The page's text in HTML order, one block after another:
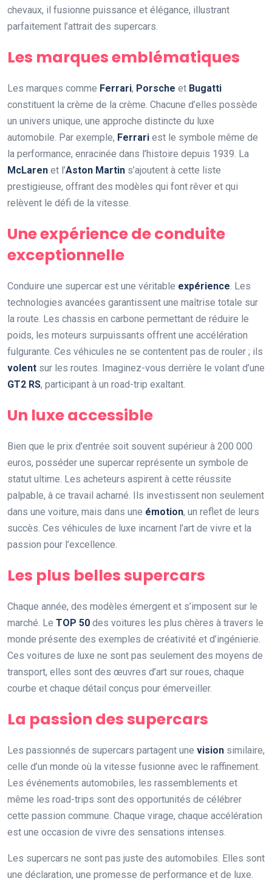
chevaux, il fusionne puissance et élégance, illustrant
parfaitement l’attrait des supercars.
Les marques emblématiques
Les marques comme Ferrari, Porsche et Bugatti
constituent la crème de la crème. Chacune d’elles possède
un univers unique, une approche distincte du luxe
automobile. Par exemple, Ferrari est le symbole même de
la performance, enracinée dans l’histoire depuis 1939. La
McLaren et l’Aston Martin s’ajoutent à cette liste
prestigieuse, offrant des modèles qui font rêver et qui
relèvent le défi de la vitesse.
Une expérience de conduite
exceptionnelle
Conduire une supercar est une véritable expérience . Les
technologies avancées garantissent une maîtrise totale sur
la route. Les chassis en carbone permettant de réduire le
poids, les moteurs surpuissants offrent une accélération
fulgurante. Ces véhicules ne se contentent pas de rouler ; ils
volent sur les routes. Imaginez-vous derrière le volant d’une
GT2 RS, participant à un road-trip exaltant.
Un luxe accessible
Bien que le prix d’entrée soit souvent supérieur à 200 000
euros, posséder une supercar représente un symbole de
statut ultime. Les acheteurs aspirent à cette réussite
palpable, à ce travail acharné. Ils investissent non seulement
dans une voiture, mais dans une émotion, un reflet de leurs
succès. Ces véhicules de luxe incarnent l’art de vivre et la
passion pour l’excellence.
Les plus belles supercars
Chaque année, des modèles émergent et s’imposent sur le
marché. Le TOP 50 des voitures les plus chères à travers le
monde présente des exemples de créativité et d’ingénierie.
Ces voitures de luxe ne sont pas seulement des moyens de
transport, elles sont des œuvres d’art sur roues, chaque
courbe et chaque détail conçus pour émerveiller.
La passion des supercars
Les passionnés de supercars partagent une vision similaire,
celle d’un monde où la vitesse fusionne avec le raffinement.
Les événements automobiles, les rassemblements et
même les road-trips sont des opportunités de célébrer
cette passion commune. Chaque virage, chaque accélération
est une occasion de vivre des sensations intenses.
Les supercars ne sont pas juste des automobiles. Elles sont
une déclaration, une promesse de performance et de luxe.